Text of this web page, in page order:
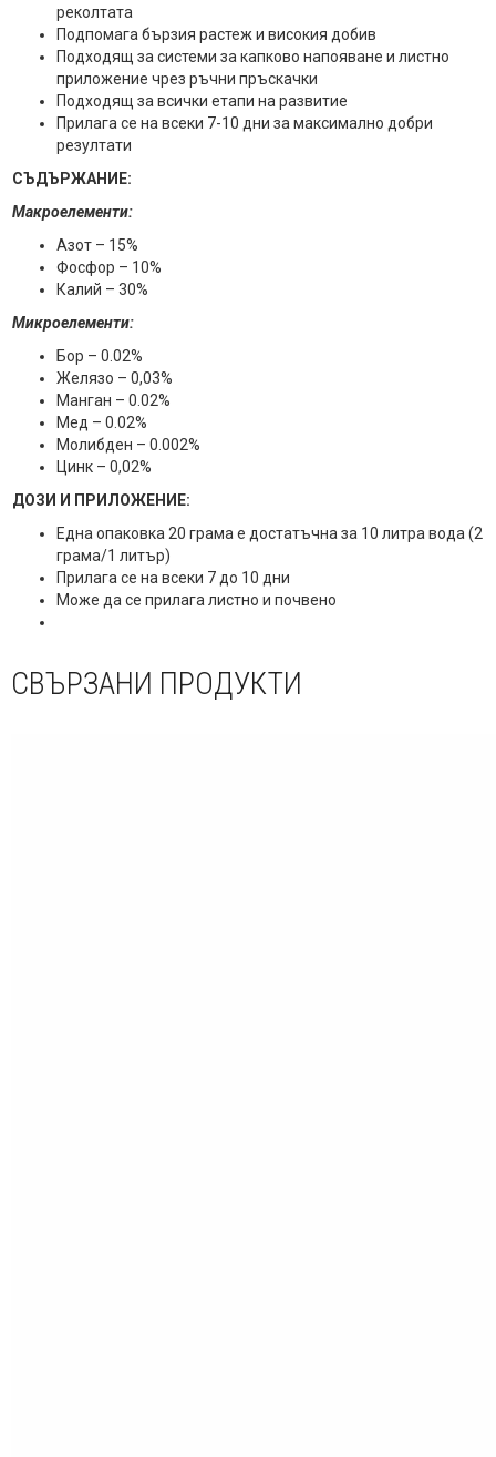
реколтата
Подпомага бързия растеж и високия добив
Подходящ за системи за капково напояване и листно
приложение чрез ръчни пръскачки
Подходящ за всички етапи на развитие
Прилага се на всеки 7-10 дни за максимално добри
резултати
СЪДЪРЖАНИЕ:
Макроелементи:
Азот – 15%
Фосфор – 10%
Калий – 30%
Микроелементи:
Бор – 0.02%
Желязо – 0,03%
Манган – 0.02%
Мед – 0.02%
Молибден – 0.002%
Цинк – 0,02%
ДОЗИ И ПРИЛОЖЕНИЕ:
Една опаковка 20 грама е достатъчна за 10 литра вода (2
грама/1 литър)
Прилага се на всеки 7 до 10 дни
Може да се прилага листно и почвено
СВЪРЗАНИ ПРОДУКТИ